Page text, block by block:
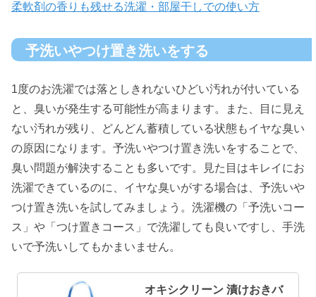
柔軟剤の香りも残せる洗濯・部屋干しでの使い方
予洗いやつけ置き洗いをする
1度のお洗濯では落としきれないひどい汚れが付いている
と、臭いが発生する可能性が高まります。また、目に見え
ない汚れが残り、どんどん蓄積している状態もイヤな臭い
の原因になります。予洗いやつけ置き洗いをすることで、
臭い問題が解決することも多いです。見た目はキレイにお
洗濯できているのに、イヤな臭いがする場合は、予洗いや
つけ置き洗いを試してみましょう。洗濯機の「予洗いコー
ス」や「つけ置きコース」で洗濯しても良いですし、手洗
いで予洗いしてもかまいません。
オキシクリーン 漬けおきバ